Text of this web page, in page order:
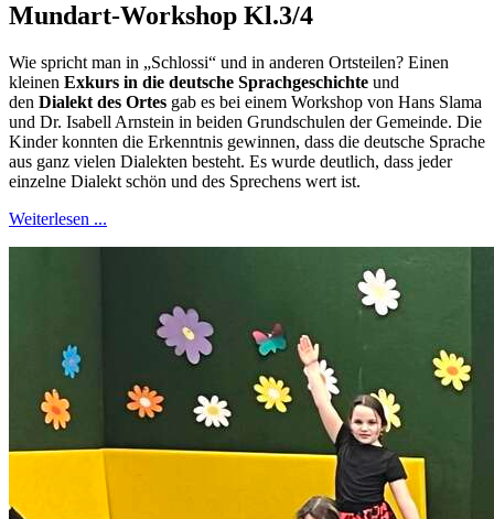
Mundart-Workshop Kl.3/4
Wie spricht man in „Schlossi“ und in anderen Ortsteilen? Einen
kleinen Exkurs in die deutsche Sprachgeschichte und
den Dialekt des Ortes gab es bei einem Workshop von Hans Slama
und Dr. Isabell Arnstein in beiden Grundschulen der Gemeinde. Die
Kinder konnten die Erkenntnis gewinnen, dass die deutsche Sprache
aus ganz vielen Dialekten besteht. Es wurde deutlich, dass jeder
einzelne Dialekt schön und des Sprechens wert ist.
Weiterlesen ...